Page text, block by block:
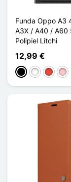
Funda Oppo A3
A3X / A40 / A60
Polipiel Litchi
12,99 €
NegroBlancoRojo